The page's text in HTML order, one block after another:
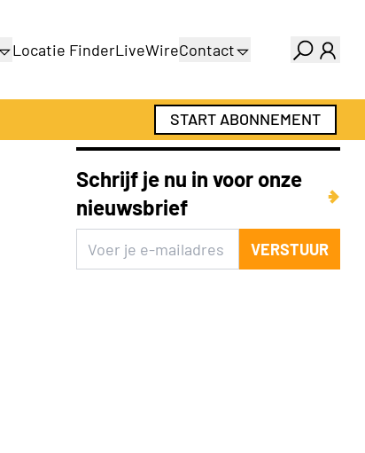
Locatie FinderLiveWireContact
Adverteren
Abonnementen
START ABONNEMENT
Schrijf je nu in voor onze
nieuwsbrief
VERSTUUR